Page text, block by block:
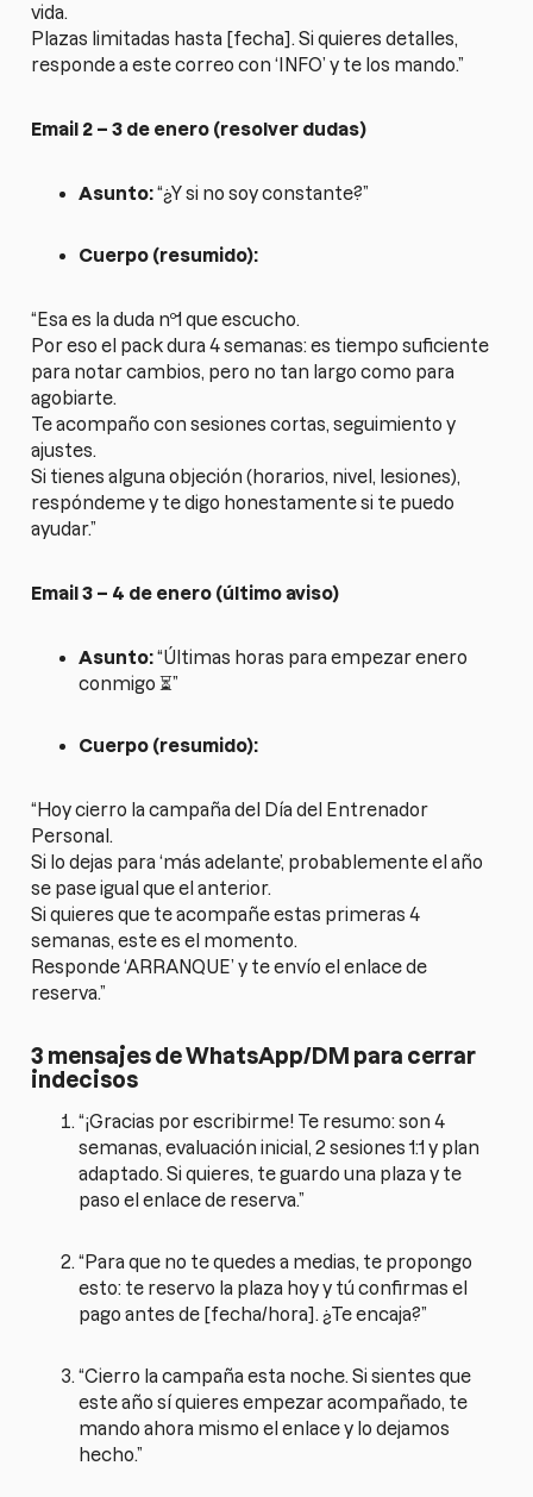
vida.
Plazas limitadas hasta [fecha]. Si quieres detalles,
responde a este correo con ‘INFO’ y te los mando.”
Email 2 – 3 de enero (resolver dudas)
Asunto:“¿Y si no soy constante?”
Cuerpo (resumido):
“Esa es la duda nº1 que escucho.
Por eso el pack dura 4 semanas: es tiempo suficiente
para notar cambios, pero no tan largo como para
agobiarte.
Te acompaño con sesiones cortas, seguimiento y
ajustes.
Si tienes alguna objeción (horarios, nivel, lesiones),
respóndeme y te digo honestamente si te puedo
ayudar.”
Email 3 – 4 de enero (último aviso)
Asunto:“Últimas horas para empezar enero
conmigo ⏳”
Cuerpo (resumido):
“Hoy cierro la campaña del Día del Entrenador
Personal.
Si lo dejas para ‘más adelante’, probablemente el año
se pase igual que el anterior.
Si quieres que te acompañe estas primeras 4
semanas, este es el momento.
Responde ‘ARRANQUE’ y te envío el enlace de
reserva.”
3 mensajes de WhatsApp/DM para cerrar
indecisos
“¡Gracias por escribirme! Te resumo: son 4
semanas, evaluación inicial, 2 sesiones 1:1 y plan
adaptado. Si quieres, te guardo una plaza y te
paso el enlace de reserva.”
“Para que no te quedes a medias, te propongo
esto: te reservo la plaza hoy y tú confirmas el
pago antes de [fecha/hora]. ¿Te encaja?”
“Cierro la campaña esta noche. Si sientes que
este año sí quieres empezar acompañado, te
mando ahora mismo el enlace y lo dejamos
hecho.”